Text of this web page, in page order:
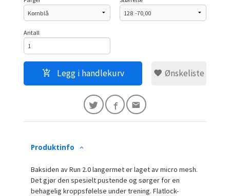
Antall
Legg i handlekurv Ønskeliste
Produktinfo
Baksiden av Run 2.0 langermet er laget av micro mesh.
Det gjør den spesielt pustende og sørger for en
behagelig kroppsfølelse under trening. Flatlock-